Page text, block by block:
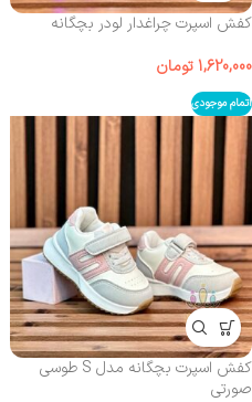
کفش اسپرت چراغدار لودر بچگانه
1,620,000 تومان
اتمام موجودی
کفش اسپرت بچگانه مدل S طوسی
صورتی